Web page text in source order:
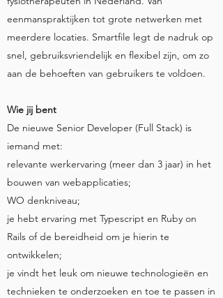
eenmanspraktijken tot grote netwerken met
meerdere locaties. Smartfile legt de nadruk op
snel, gebruiksvriendelijk en flexibel zijn, om zo
aan de behoeften van gebruikers te voldoen.
Wie jij bent
De nieuwe Senior Developer (Full Stack) is
iemand met:
relevante werkervaring (meer dan 3 jaar) in het
bouwen van webapplicaties;
WO denkniveau;
je hebt ervaring met Typescript en Ruby on
Rails of de bereidheid om je hierin te
ontwikkelen;
je vindt het leuk om nieuwe technologieën en
technieken te onderzoeken en toe te passen in